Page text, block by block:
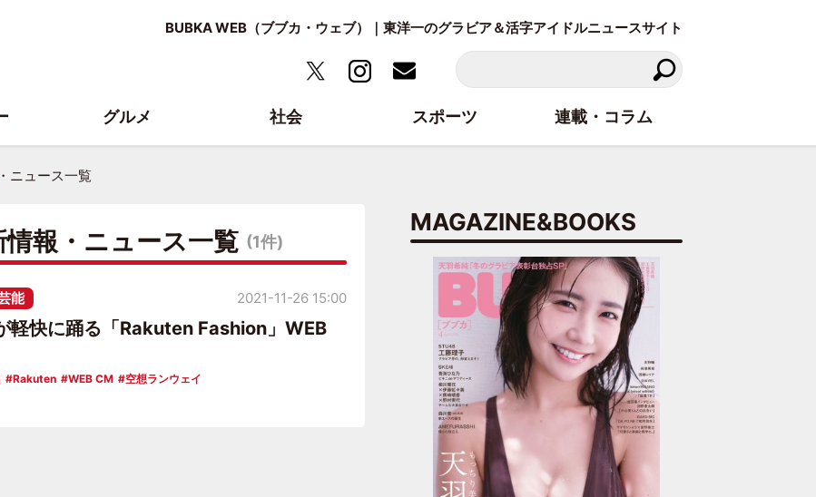
BUBKA WEB（ブブカ・ウェブ）｜東洋一のグラビア＆活字アイドルニュースサイト
ニュース一覧
報・ニュース一覧 (1件)
能
軽快に踊る「Rakuten Fashion」WEB
Rakuten WEB CM 空想ランウェイ
2021-11-26 15:00
MAGAZINE&BOOKS
グルメ 社会 スポーツ 連載・コラム